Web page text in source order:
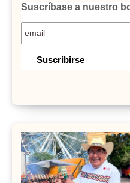
Suscríbase a nuestro